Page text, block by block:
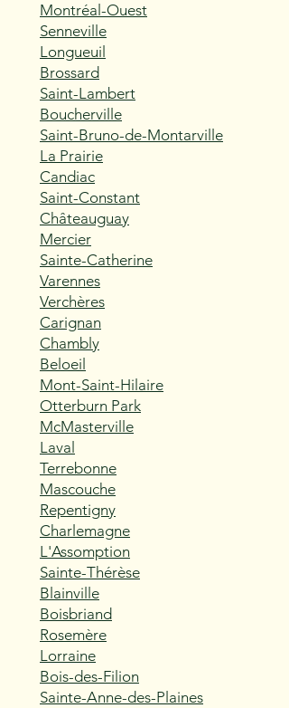
Montréal-Ouest
Senneville
Longueuil
Brossard
Saint-Lambert
Boucherville
Saint-Bruno-de-Montarville
La Prairie
Candiac
Saint-Constant
Châteauguay
Mercier
Sainte-Catherine
Varennes
Verchères
Carignan
Chambly
Beloeil
Mont-Saint-Hilaire
Otterburn Park
McMasterville
Laval
Terrebonne
Mascouche
Repentigny
Charlemagne
L'Assomption
Sainte-Thérèse
Blainville
Boisbriand
Rosemère
Lorraine
Bois-des-Filion
Sainte-Anne-des-Plaines